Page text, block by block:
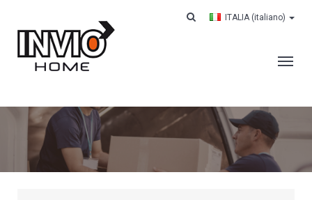
ITALIA (italiano)
AZIENDA
SERVIZI
CLIENTI